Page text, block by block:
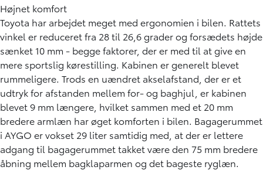
Højnet komfort
Toyota har arbejdet meget med ergonomien i bilen. Rattets
vinkel er reduceret fra 28 til 26,6 grader og forsædets højde
sænket 10 mm - begge faktorer, der er med til at give en
mere sportslig kørestilling. Kabinen er generelt blevet
rummeligere. Trods en uændret akselafstand, der er et
udtryk for afstanden mellem for- og baghjul, er kabinen
blevet 9 mm længere, hvilket sammen med et 20 mm
bredere armlæn har øget komforten i bilen. Bagagerummet
i AYGO er vokset 29 liter samtidig med, at der er lettere
adgang til bagagerummet takket være den 75 mm bredere
åbning mellem bagklaparmen og det bageste ryglæn.